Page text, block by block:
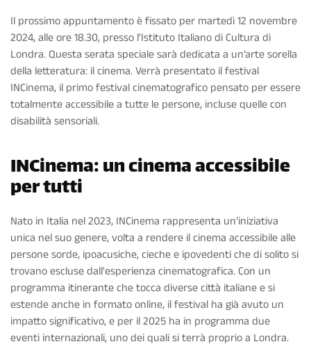
Il prossimo appuntamento è fissato per martedì 12 novembre
2024, alle ore 18.30, presso l'Istituto Italiano di Cultura di
Londra. Questa serata speciale sarà dedicata a un’arte sorella
della letteratura: il cinema. Verrà presentato il festival
INCinema, il primo festival cinematografico pensato per essere
totalmente accessibile a tutte le persone, incluse quelle con
disabilità sensoriali.
INCinema: un cinema accessibile
per tutti
Nato in Italia nel 2023, INCinema rappresenta un’iniziativa
unica nel suo genere, volta a rendere il cinema accessibile alle
persone sorde, ipoacusiche, cieche e ipovedenti che di solito si
trovano escluse dall'esperienza cinematografica. Con un
programma itinerante che tocca diverse città italiane e si
estende anche in formato online, il festival ha già avuto un
impatto significativo, e per il 2025 ha in programma due
eventi internazionali, uno dei quali si terrà proprio a Londra.